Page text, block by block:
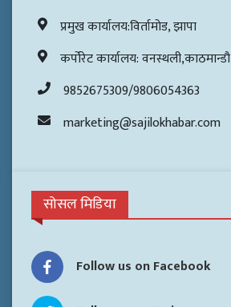
प्रमुख कार्यालय:विर्तामोड, झापा
कर्पोरेट कार्यालय: वनस्थली,काठमान्डौ
9852675309/9806054363
marketing@sajilokhabar.com
सोसल मिडिया
Follow us on Facebook